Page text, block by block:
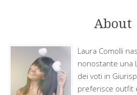
About
Laura Comolli
nonostante una
dei voti in
preferisce outfit